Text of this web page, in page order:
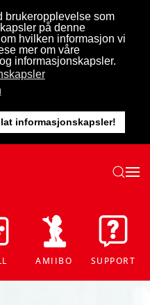
brukeropplevelse som
på denne
hvilken informasjon vi
mer om våre
informasjonskapsler.
informasjonskapsler!
AMIIBO SUPPORT